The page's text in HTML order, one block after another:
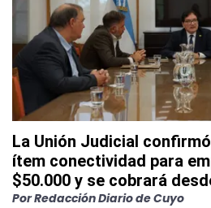
La Unión Judicial
ítem conectividad para
$50.000 y se cobrará
PorRedacción Diario de Cuyo